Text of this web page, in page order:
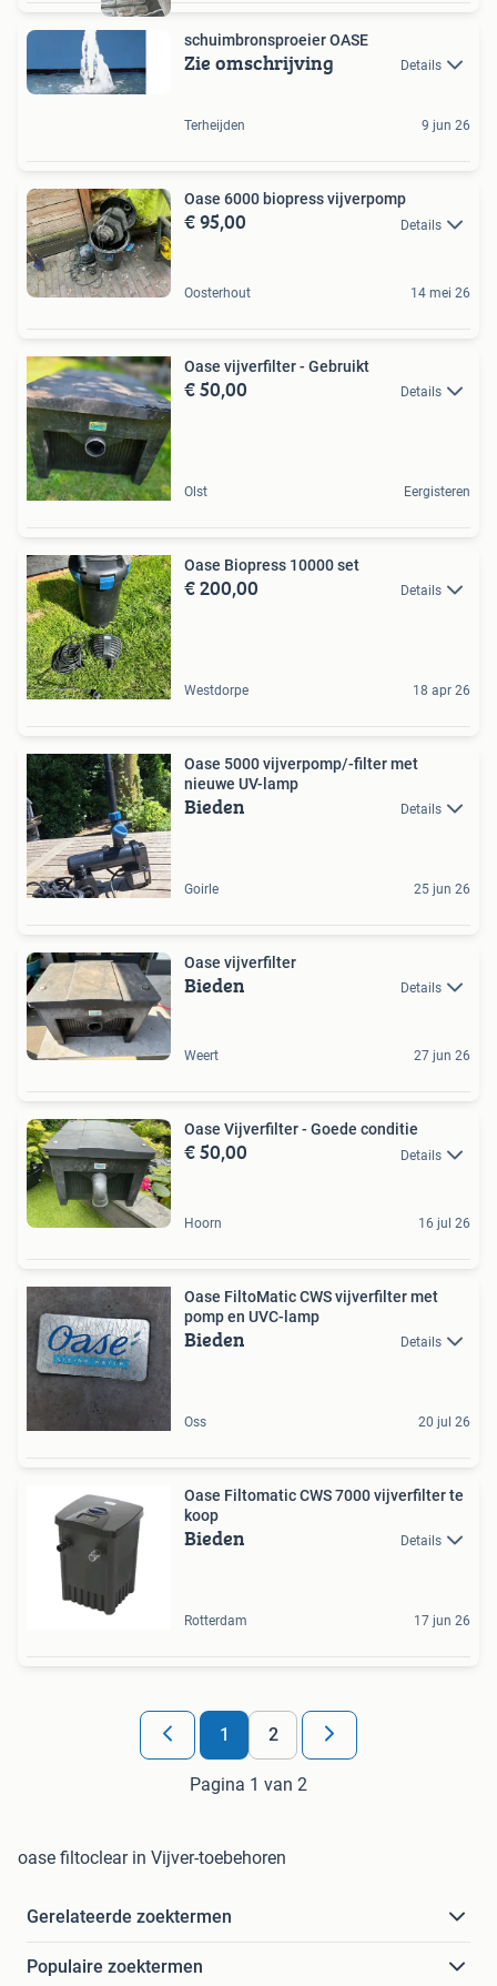
schuimbronsproeier OASE
Zie omschrijving Details
Terheijden 9 jun 26
Oase 6000 biopress vijverpomp
€ 95,00 Details
Oosterhout 14 mei 26
Oase vijverfilter - Gebruikt
€ 50,00 Details
Olst Eergisteren
Oase Biopress 10000 set
€ 200,00 Details
Westdorpe 18 apr 26
Oase 5000 vijverpomp/-filter met
nieuwe UV-lamp
Bieden Details
Goirle 25 jun 26
Oase vijverfilter
Bieden Details
Weert 27 jun 26
Oase Vijverfilter - Goede conditie
€ 50,00 Details
Hoorn 16 jul 26
Oase FiltoMatic CWS vijverfilter met
pomp en UVC-lamp
Bieden Details
Oss 20 jul 26
Oase Filtomatic CWS 7000 vijverfilter te
koop
Bieden Details
Rotterdam 17 jun 26
1 2
Pagina 1 van 2
oase filtoclear in Vijver-toebehoren
Gerelateerde zoektermen
Populaire zoektermen